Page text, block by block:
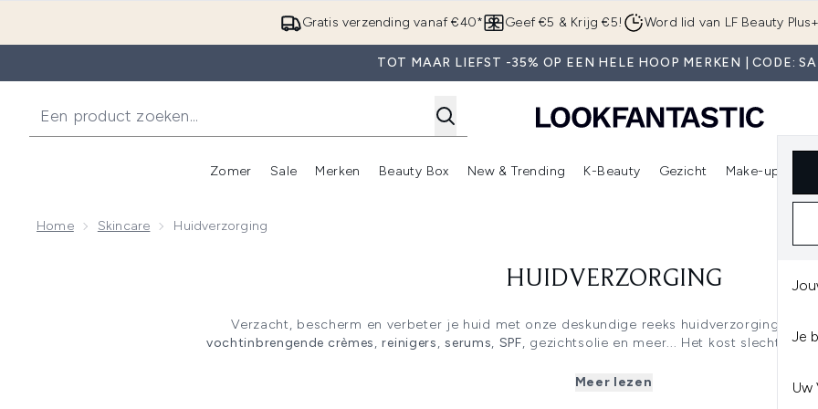
Overslaan naar de hoofdinhoud
Gratis verzending vanaf €40* Geef €5 & Krijg €5! Word lid van LF Beauty Plus+
TOT MAAR LIEFST -35% OP EEN HELE HOOP MERKEN | CODE:
Je
Uw
Zomer
Enter submenu (Zomer)
Sale
Enter submenu (Sale)
Merken
Enter submenu (Merken)
Beauty Box
Enter submenu (Beauty Box)
New & Trending
Enter submenu (New & Trending)
K-Beauty
Enter submenu (K-Beauty)
Gezicht Make-up
Home Skincare Huidverzorging
HUIDVERZORGING
Verzacht, bescherm en verbeter je huid met onze deskundige reeks huidverzorgings- en
vochtinbrengende crèmes,reinigers,serums, SPF, gezichtsolie en meer... Het kost slechts
selectie van huidverzorgingshelden en accessoires van fantastische beautymerken zoals
en nog veel,
Meer lezen